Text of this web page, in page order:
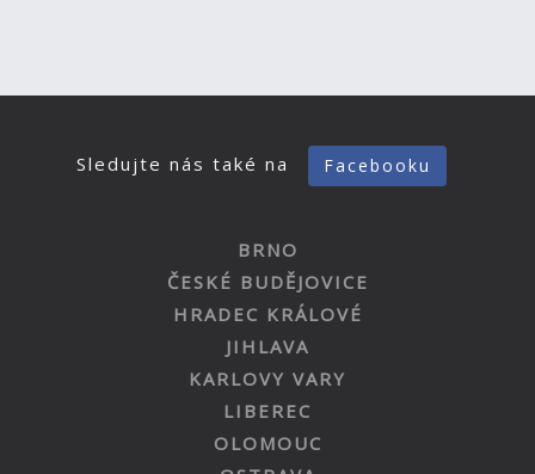
Sledujte nás také na Facebooku
BRNO
ČESKÉ BUDĚJOVICE
HRADEC KRÁLOVÉ
JIHLAVA
KARLOVY VARY
LIBEREC
OLOMOUC